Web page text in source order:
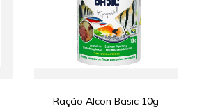
Ração Alcon Basic 10g